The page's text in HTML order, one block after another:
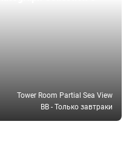
Tower Room Partial Sea View
BB - Только завтраки